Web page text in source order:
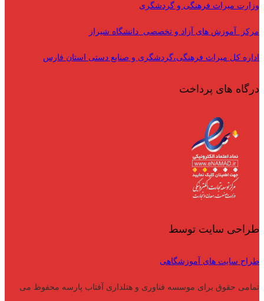
وزارت میراث فرهنگی و گردشگری
مرکز آموزش های آزاد و تخصصی دانشگاه شیراز
اداره کل میراث فرهنگی،گردشگری و صنایع دستی استان فارس
درگاه های پرداخت
طراحی سایت توسط
طراح سایت های آموزشگاهی
تمامی حقوق برای موسسه فناوری و هتلداری آفتاب پارسه محفوظ می